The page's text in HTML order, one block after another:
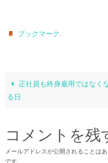
ブックマーク.
正社員も終身雇用ではなく
る日
コメントを残
メールアドレスが公開されることはあ
です